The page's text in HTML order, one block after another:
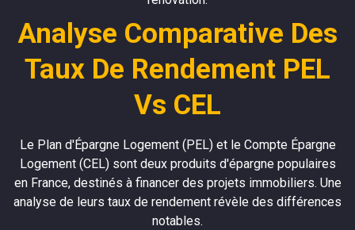
Analyse Comparative Des
Taux De Rendement PEL
Vs CEL
Le Plan d'Épargne Logement (PEL) et le Compte Épargne
Logement (CEL) sont deux produits d'épargne populaires
en France, destinés à financer des projets immobiliers. Une
analyse de leurs taux de rendement révèle des différences
notables.